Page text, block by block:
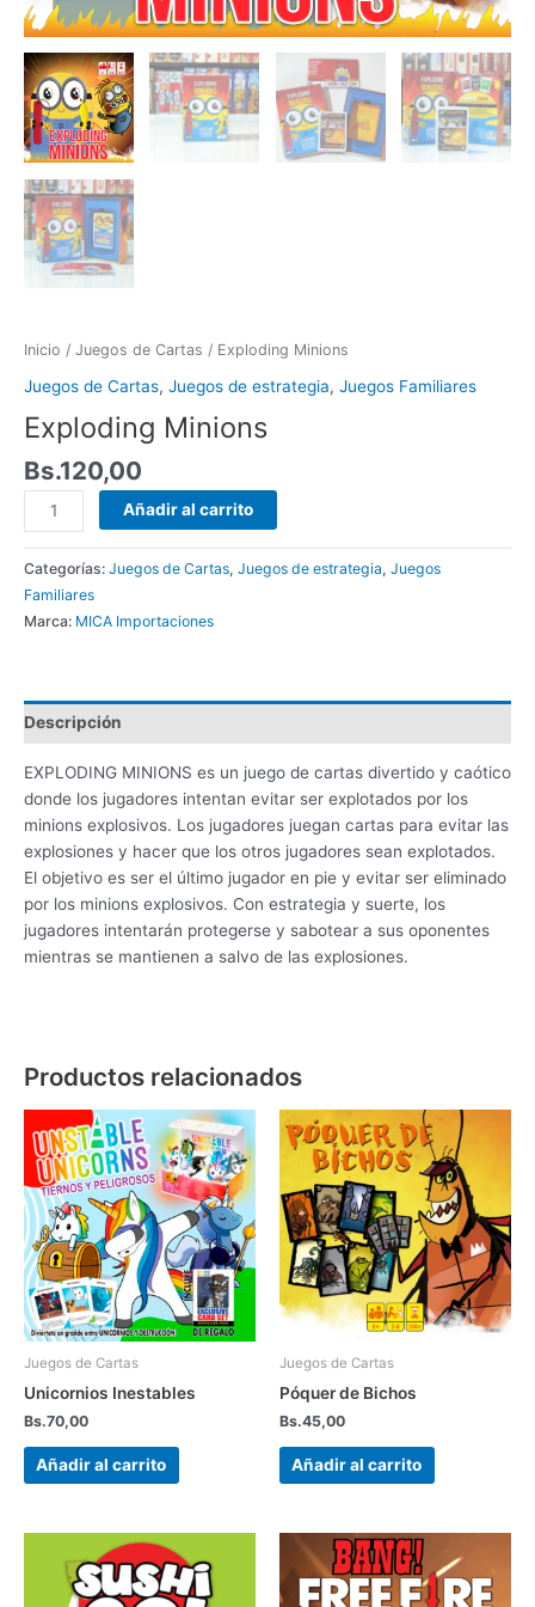
Inicio / Juegos de Cartas / Exploding Minions
Juegos de Cartas, Juegos de estrategia, Juegos Familiares
Exploding Minions
Bs.120,00
Añadir al carrito
Categorías: Juegos de Cartas, Juegos de estrategia, Juegos
Familiares
Marca: MICA Importaciones
Descripción
EXPLODING MINIONS es un juego de cartas divertido y caótico
donde los jugadores intentan evitar ser explotados por los
minions explosivos. Los jugadores juegan cartas para evitar las
explosiones y hacer que los otros jugadores sean explotados.
El objetivo es ser el último jugador en pie y evitar ser eliminado
por los minions explosivos. Con estrategia y suerte, los
jugadores intentarán protegerse y sabotear a sus oponentes
mientras se mantienen a salvo de las explosiones.
Productos relacionados
Juegos de Cartas
Unicornios Inestables
Bs.70,00
Añadir al carrito
Juegos de Cartas
Póquer de Bichos
Bs.45,00
Añadir al carrito